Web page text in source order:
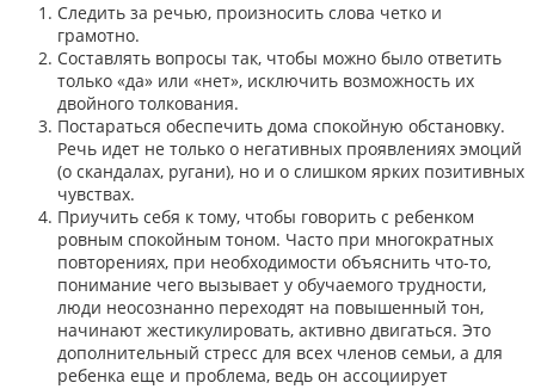
Следить за речью, произносить слова четко и
грамотно.
Составлять вопросы так, чтобы можно было ответить
только «да» или «нет», исключить возможность их
двойного толкования.
Постараться обеспечить дома спокойную обстановку.
Речь идет не только о негативных проявлениях эмоций
(о скандалах, ругани), но и о слишком ярких позитивных
чувствах.
Приучить себя к тому, чтобы говорить с ребенком
ровным спокойным тоном. Часто при многократных
повторениях, при необходимости объяснить что-то,
понимание чего вызывает у обучаемого трудности,
люди неосознанно переходят на повышенный тон,
начинают жестикулировать, активно двигаться. Это
дополнительный стресс для всех членов семьи, а для
ребенка еще и проблема, ведь он ассоциирует